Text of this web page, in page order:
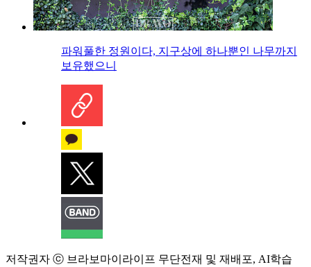
파워풀한 정원이다, 지구상에 하나뿐인 나무까지
보유했으니
저작권자 ⓒ 브라보마이라이프 무단전재 및 재배포, AI학습